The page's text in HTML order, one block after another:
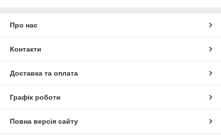
Про нас
Контакти
Доставка та оплата
Графік роботи
Повна версія сайту